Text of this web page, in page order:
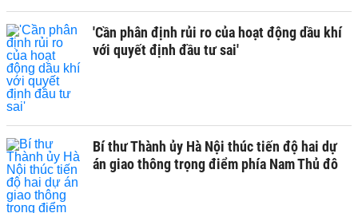
'Cần phân định rủi ro của hoạt động dầu khí
với quyết định đầu tư sai'
Bí thư Thành ủy Hà Nội thúc tiến độ hai dự
án giao thông trọng điểm phía Nam Thủ đô